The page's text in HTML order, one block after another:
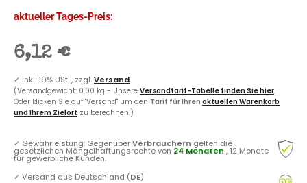
aktueller Tages-Preis:
6,12 €
✓ inkl. 19% USt. , zzgl.Versand
(Versandgewicht: 0,00 kg - Unsere Versandtarif-Tabelle finden Sie hier.
Oder klicken Sie auf "Versand" um den Tarif für Ihren aktuellen Warenkorb
und Ihrem Zielort zu berechnen.)
✓ Gewährleistung: GegenüberVerbrauchern gelten die
gesetzlichen Mängelhaftungsrechte von 24 Monaten , 12 Monate
für gewerbliche Kunden.
✓ Versand aus Deutschland (DE)